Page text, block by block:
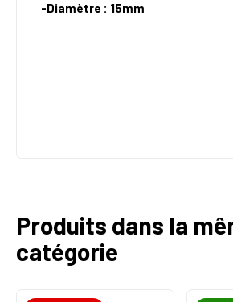
-Diamètre : 15mm
Produits dans la
catégorie